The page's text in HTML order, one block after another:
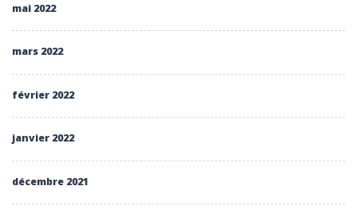
mai 2022
mars 2022
février 2022
janvier 2022
décembre 2021